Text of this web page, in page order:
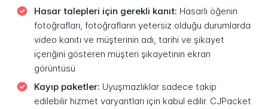
Hasar talepleri için gerekli kanıt: Hasarlı öğenin
fotoğrafları, fotoğrafların yetersiz olduğu durumlarda
video kanıtı ve müşterinin adı, tarihi ve şikayet
içeriğini gösteren müşteri şikayetinin ekran
görüntüsü
Kayıp paketler: Uyuşmazlıklar sadece takip
edilebilir hizmet varyantları için kabul edilir. CJPacket